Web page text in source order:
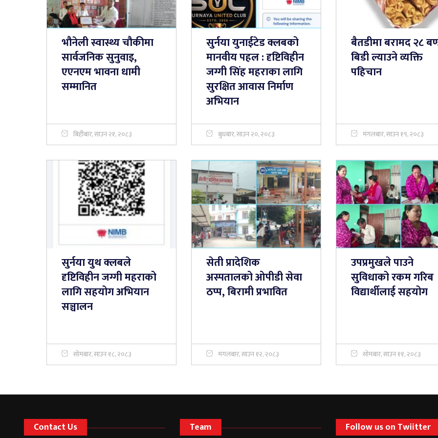
भौनेली स्वास्थ्य चौकीमा
सार्वजनिक सुनुवाइ,
एएनएम भावना धामी
सम्मानित
बिहीबार, साउन २१, २०८३
सुर्नया युनाईटेड क्लबको
मानवीय पहल : दृष्टिविहीन
जग्गी सिंह महराका लागि
सुरक्षित आवास निर्माण
अभियान
बुधबार, साउन २०, २०८३
बैतडीमा बरामद २८
बिडी ल्याउने व्यक्ति
पहिचान
मंगलबार, साउन १९, २०८३
सुर्नया युथ क्लबले
दृष्टिविहीन जग्गी महराको
लागि सहयोग अभियान
सञ्चालन
सोमबार, साउन १८, २०८३
सेती प्रादेशिक
अस्पतालको ओपीडी सेवा
ठप्प, बिरामी प्रभावित
मंगलबार, साउन १२, २०८३
उपप्रमुखले पाउने
सुविधाको रकम गरिब
विद्यार्थीलाई सहयोग
सोमबार, साउन ११, २०८३
Contact Us Team Follow us on Twiitter